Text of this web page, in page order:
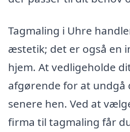
Tagmaling i Uhre
æstetik; det er også en
hjem. At vedligeholde
afgørende for at
senere hen. Ved at
firma til tagmaling får